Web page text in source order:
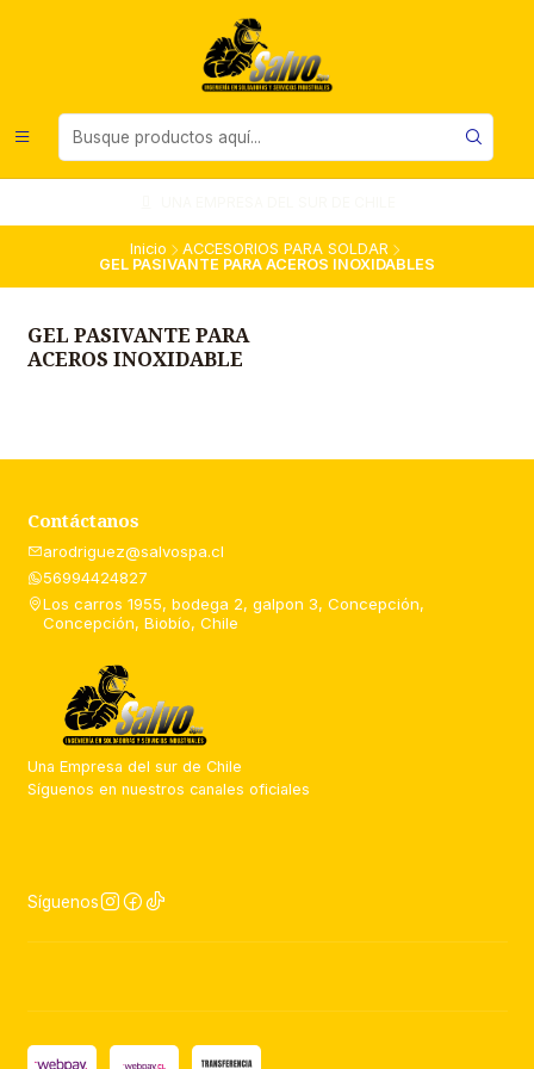
Inicio
ACCESORIOS PARA SOLDAR
GEL PASIVANTE PARA ACEROS INOXIDABLES
GEL PASIVANTE PARA
ACEROS INOXIDABLE
Contáctanos
arodriguez@salvospa.cl
56994424827
Los carros 1955, bodega 2, galpon 3, Concepción,
Concepción, Biobío, Chile
Una Empresa del sur de Chile
Síguenos en nuestros canales oficiales
Síguenos